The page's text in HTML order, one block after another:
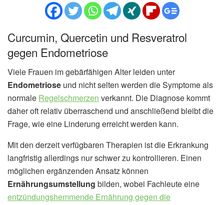
Curcumin, Quercetin und Resveratrol
gegen Endometriose
Viele Frauen im gebärfähigen Alter leiden unter
Endometriose und nicht selten werden die Symptome als
normale Regelschmerzen verkannt. Die Diagnose kommt
daher oft relativ überraschend und anschließend bleibt die
Frage, wie eine Linderung erreicht werden kann.
Mit den derzeit verfügbaren Therapien ist die Erkrankung
langfristig allerdings nur schwer zu kontrollieren. Einen
möglichen ergänzenden Ansatz können
Ernährungsumstellung bilden, wobei Fachleute eine
entzündungshemmende Ernährung gegen die